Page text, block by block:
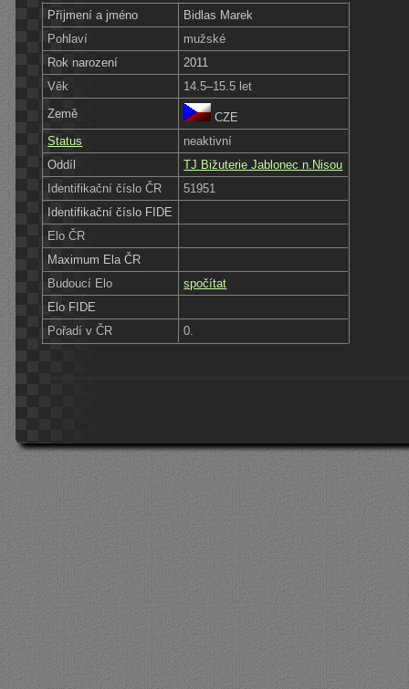
Příjmení a jméno
Bidlas Marek
Pohlaví
mužské
Rok narození
2011
Věk
14.5–15.5 let
Země
CZE
Status
neaktivní
Oddíl
TJ Bižuterie Jablonec n.Nisou
Identifikační číslo ČR
51951
Identifikační číslo FIDE
Elo ČR
Maximum Ela ČR
Budoucí Elo
spočítat
Elo FIDE
Pořadí v ČR
0.